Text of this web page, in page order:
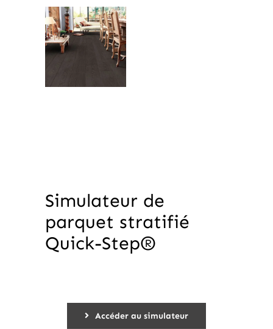
Simulateur de
parquet stratifié
Quick-Step®
Accéder au simulateur